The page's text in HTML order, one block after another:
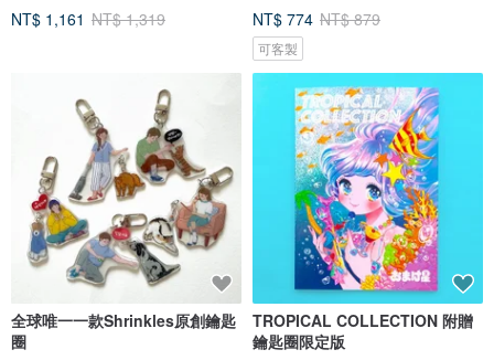
NT$ 1,161 NT$ 1,319
NT$ 774 NT$ 879
可客製
全球唯一一款Shrinkles原創鑰匙
圈
TROPICAL COLLECTION 附贈
鑰匙圈限定版